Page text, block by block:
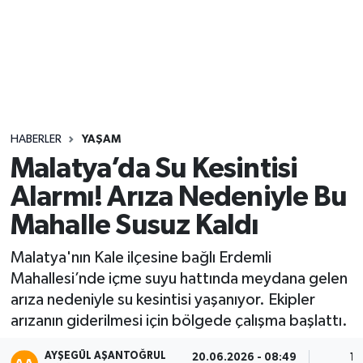
HABERLER YAŞAM
Malatya’da Su Kesintisi
Alarmı! Arıza Nedeniyle Bu
Mahalle Susuz Kaldı
Malatya'nın Kale ilçesine bağlı Erdemli
Mahallesi’nde içme suyu hattında meydana gelen
arıza nedeniyle su kesintisi yaşanıyor. Ekipler
arızanın giderilmesi için bölgede çalışma başlattı.
AYŞEGÜL AŞANTOĞRUL 20.06.2026 - 08:49 1
Yaşam